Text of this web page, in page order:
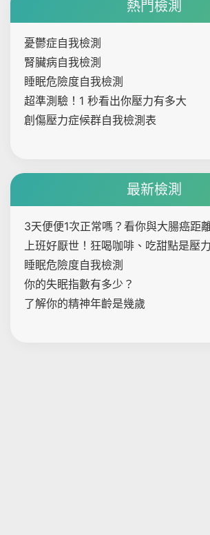
熱門檢測
憂鬱症自我檢測
腎臟病自我檢測
睡眠危險度自我檢測
超準測驗！1 秒看出你壓力有多大
創傷壓力症候群自我檢測表
最新檢測
3天便便1次正常嗎？看你與大腸癌距
上班好厭世！狂喝咖啡、吃甜點是壓
內心壓力指數
睡眠危險度自我檢測
你的失眠指數有多少？
了解你的精神年齡是幾歲